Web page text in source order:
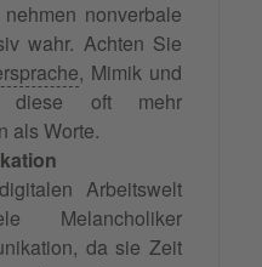
nonverbale
wahr. Achten Sie
, Mimik und
diese oft mehr
als Worte.
Arbeitswelt
Melancholiker
da sie Zeit